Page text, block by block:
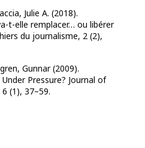
Julie A. (2018).
t-elle remplacer… ou libérer
du journalisme, 2 (2),
Gunnar (2009).
Pressure? Journal of
(1), 37–59.